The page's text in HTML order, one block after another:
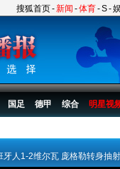
搜狐首页-新闻 -体育-S-
国足 德甲 综合 明星视
牙人1-2维尔瓦 庞格勒转身抽